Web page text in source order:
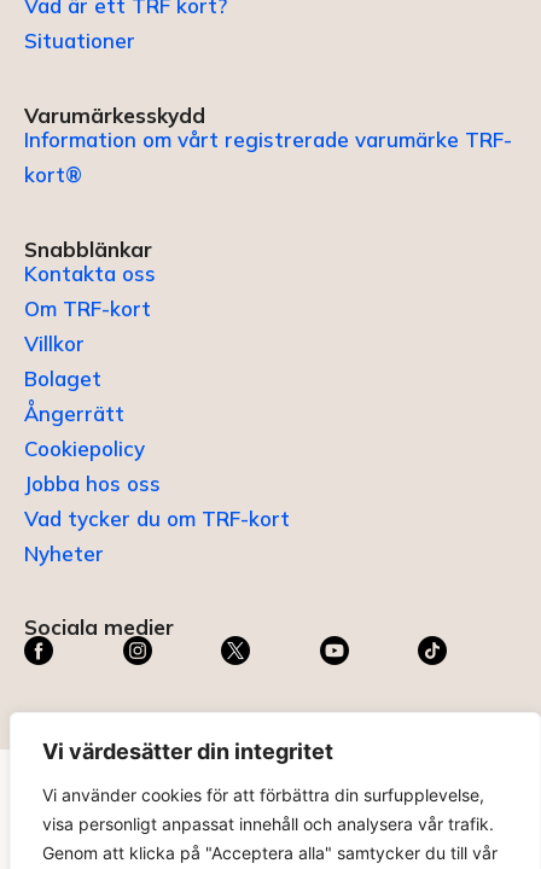
Vi värdesätter din integritet
Vi använder cookies för att förbättra din surfupplevelse,
visa personligt anpassat innehåll och analysera vår trafik.
Genom att klicka på "Acceptera alla" samtycker du till vår
Vad är ett TRF kort?
Situationer
Varumärkesskydd
Information om vårt registrerade varumärke TRF-
kort®
Snabblänkar
Kontakta oss
Om TRF-kort
Villkor
Bolaget
Ångerrätt
Cookiepolicy
Jobba hos oss
Vad tycker du om TRF-kort
Nyheter
Sociala medier
TRF KORT®är ett registrerat varumärke som innehas av
ABC Digital AB (nr 636465) hosPatent- och
registreringsverket
.